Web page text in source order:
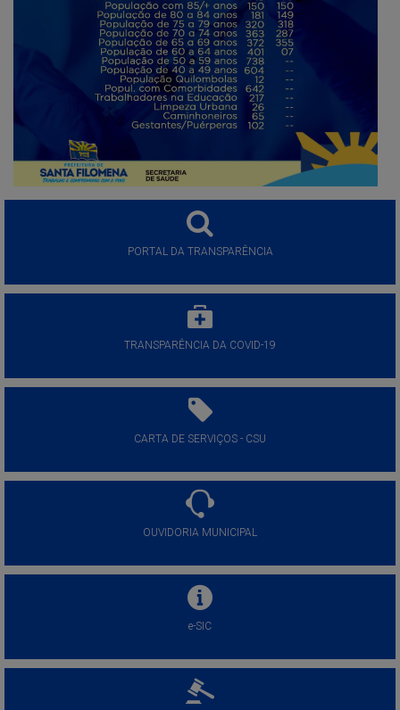
PORTAL DA TRANSPARÊNCIA
TRANSPARÊNCIA DA COVID-19
CARTA DE SERVIÇOS - CSU
OUVIDORIA MUNICIPAL
e-SIC